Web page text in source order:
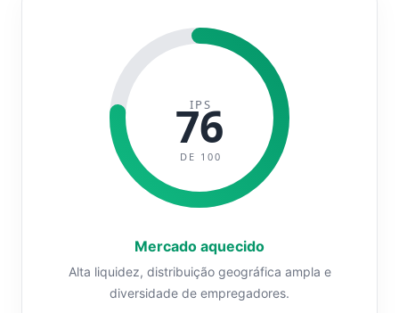
IPS
76
DE 100
Mercado aquecido
Alta liquidez, distribuição geográfica ampla e
diversidade de empregadores.